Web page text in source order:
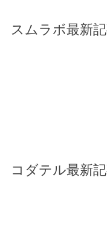
スムラボ最新
コダテル最新